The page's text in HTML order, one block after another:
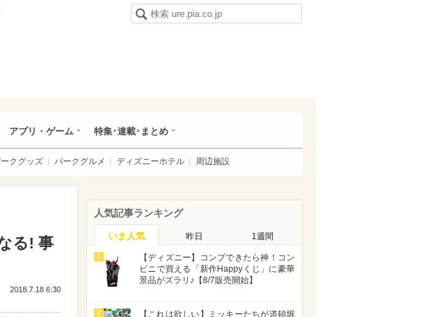
アプリ・ゲーム 特集･連載･まとめ
クグッズ パークグルメ ディズニーホテル 周辺施設
る! 事
2018.7.18 6:30
人気記事ランキング
いま人気 昨日 1週間
1
【ディズニー】コンプできたら神！コン
ビニで買える「新作Happyくじ」に豪華
景品がズラリ♪【8/7販売開始】
2 【これは欲しい】ミッキーたちが道頓堀